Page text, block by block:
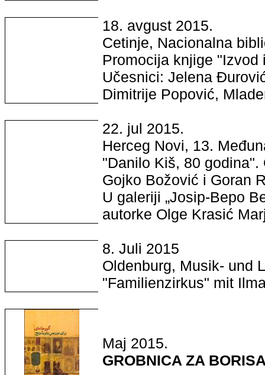
18. avgust 2015.
Cetinje, Nacionalna
Promocija knjige
Učesnici: Jelena
Dimitrije Popović,
22. jul 2015.
Herceg Novi, 13.
"Danilo Kiš, 80
Gojko Božović i Goran
U galeriji „Josip-Bepo
autorke Olge Krasić
8. Juli 2015
Oldenburg, Musik- und
"Familienzirkus" mit
Maj 2015.
GROBNICA ZA